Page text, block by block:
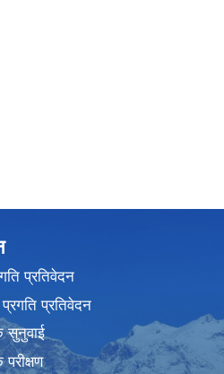
प्रतिवेदन
प्रतिवेदन
सुनुवाई